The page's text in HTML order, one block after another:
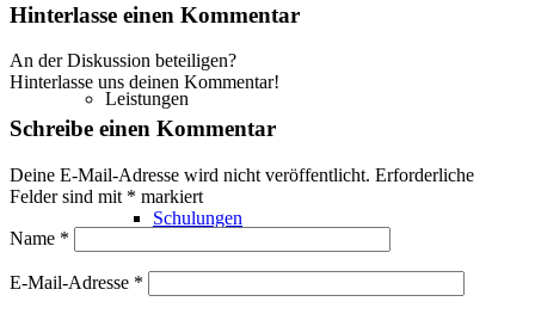
Leistungen
Schulungen
Hinterlasse einen Kommentar
An der Diskussion beteiligen?
Hinterlasse uns deinen Kommentar!
Schreibe einen Kommentar
Deine E-Mail-Adresse wird nicht veröffentlicht. Erforderliche
Felder sind mit * markiert
Name *
E-Mail-Adresse *